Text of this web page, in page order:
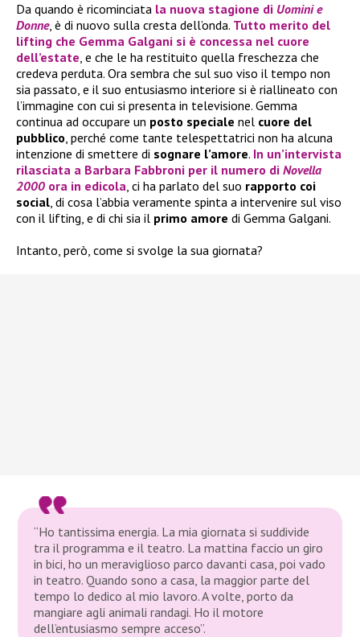
Da quando è ricominciata la nuova stagione di Uomini e
Donne, è di nuovo sulla cresta dell’onda. Tutto merito del
lifting che Gemma Galgani si è concessa nel cuore
dell’estate, e che le ha restituito quella freschezza che
credeva perduta. Ora sembra che sul suo viso il tempo non
sia passato, e il suo entusiasmo interiore si è riallineato con
l’immagine con cui si presenta in televisione. Gemma
continua ad occupare un posto speciale nel cuore del
pubblico, perché come tante telespettatrici non ha alcuna
intenzione di smettere di sognare l’amore. In un’intervista
rilasciata a Barbara Fabbroni per il numero di Novella
2000 ora in edicola, ci ha parlato del suo rapporto coi
social, di cosa l’abbia veramente spinta a intervenire sul viso
con il lifting, e di chi sia il primo amore di Gemma Galgani.
Intanto, però, come si svolge la sua giornata?
“Ho tantissima energia. La mia giornata si suddivide
tra il programma e il teatro. La mattina faccio un giro
in bici, ho un meraviglioso parco davanti casa, poi vado
in teatro. Quando sono a casa, la maggior parte del
tempo lo dedico al mio lavoro. A volte, porto da
mangiare agli animali randagi. Ho il motore
dell’entusiasmo sempre acceso”.